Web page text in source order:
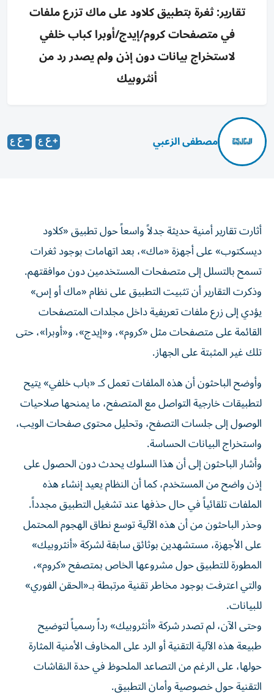
تقارير: ثغرة بتطبيق كلاود على ماك تزرع ملفات
في متصفحات كروم/إيدج/أوبرا كباب خلفي
لاستخراج بيانات دون إذن ولم يصدر رد من
أنثروبيك
مصطفى الزعبي
أثارت تقارير أمنية حديثة جدلاً واسعاً حول تطبيق «كلاود
ديسكتوب» على أجهزة «ماك»، بعد اتهامات بوجود ثغرات
تسمح بالتسلل إلى متصفحات المستخدمين دون موافقتهم.
وذكرت التقارير أن تثبيت التطبيق على نظام «ماك أو إس»
يؤدي إلى زرع ملفات تعريفية داخل مجلدات المتصفحات
القائمة على متصفحات مثل «كروم»، و«إيدج»، و«أوبرا»، حتى
تلك غير المثبتة على الجهاز.
وأوضح الباحثون أن هذه الملفات تعمل كـ «باب خلفي» يتيح
لتطبيقات خارجية التواصل مع المتصفح، ما يمنحها صلاحيات
الوصول إلى جلسات التصفح، وتحليل محتوى صفحات الويب،
واستخراج البيانات الحساسة.
وأشار الباحثون إلى أن هذا السلوك يحدث دون الحصول على
إذن واضح من المستخدم، كما أن النظام يعيد إنشاء هذه
الملفات تلقائياً في حال حذفها عند تشغيل التطبيق مجدداً.
وحذر الباحثون من أن هذه الآلية توسع نطاق الهجوم المحتمل
على الأجهزة، مستشهدين بوثائق سابقة لشركة «أنثروبيك»
المطورة للتطبيق حول مشروعها الخاص بمتصفح «كروم»،
والتي اعترفت بوجود مخاطر تقنية مرتبطة بـ«الحقن الفوري»
للبيانات.
وحتى الآن، لم تصدر شركة «أنثروبيك» رداً رسمياً لتوضيح
طبيعة هذه الآلية التقنية أو الرد على المخاوف الأمنية المثارة
حولها، على الرغم من التصاعد الملحوظ في حدة النقاشات
التقنية حول خصوصية وأمان التطبيق.